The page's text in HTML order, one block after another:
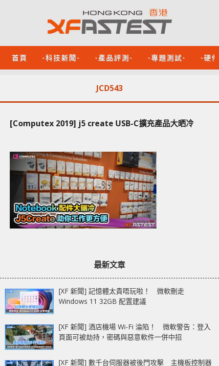
首頁 -科技新聞- -產品評測- -專題測試- -硬
JCD543
[Computex 2019] j5 create USB-C擴充產品大晒冷
最新文章
[XF 新聞] 記憶體太貴唔玩啦！ 微軟刪走
Windows 11 32GB 配置建議
[XF 新聞] 酒店機場 Wi-Fi 淪陷！ 微軟警告：登入
頁面可被劫持，密碼與惡意軟件一併中招
[XF 新聞] 數千台伺服器被後門攻擊 主機板控制器